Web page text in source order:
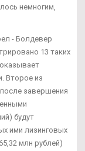
немногим,
- Болдевер
13 таких
Второе из
завершения
будут
ими лизинговых
млн рублей)